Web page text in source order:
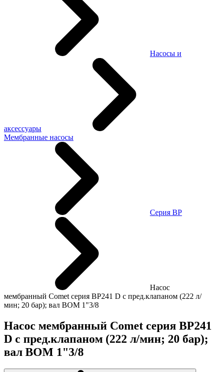
Насосы и
аксессуары
Мембранные насосы
Cерия BP
Насос
мембранный Comet серия BP241 D с пред.клапаном (222 л/
мин; 20 бар); вал ВОМ 1"3/8
Насос мембранный Comet серия BP241
D с пред.клапаном (222 л/мин; 20 бар);
вал ВОМ 1"3/8